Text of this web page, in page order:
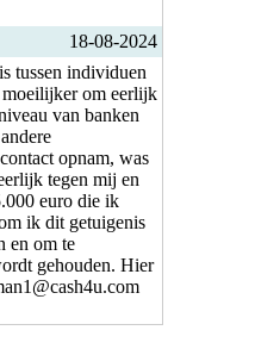
18-08-2024
tussen individuen
om eerlijk
van banken
opnam, was
tegen mij en
euro die ik
ik dit getuigenis
en om te
gehouden. Hier